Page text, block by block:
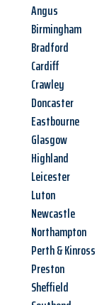
Angus
Birmingham
Bradford
Cardiff
Crawley
Doncaster
Eastbourne
Glasgow
Highland
Leicester
Luton
Newcastle
Northampton
Perth & Kinross
Preston
Sheffield